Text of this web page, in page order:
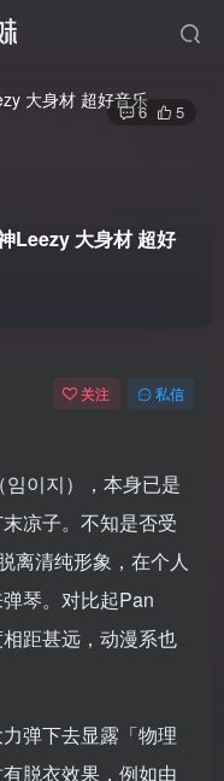
Leezy 大身材 超好
6 5
关注 私信
이지），本身已是
凉子。不知是否受
离清纯形象，在个人
琴。对比起Pan
距甚远，动漫系也
弹下去显露「物理
脱衣效果，例如由